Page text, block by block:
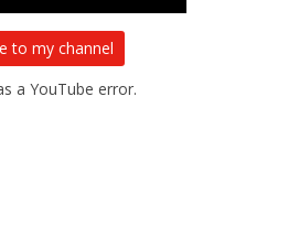
to my channel
a YouTube error.